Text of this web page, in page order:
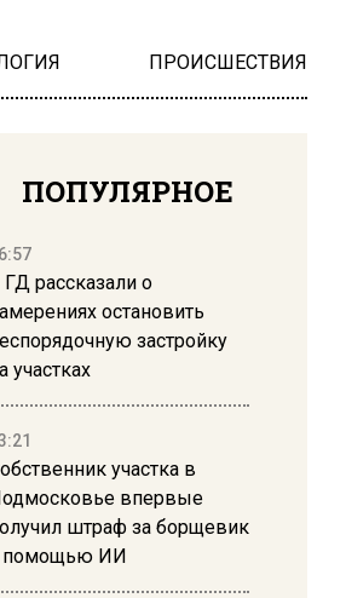
ПРОИСШЕСТВИЯ
ПОПУЛЯРНОЕ
ГД рассказали о
остановить
застройку
участках
участка в
впервые
штраф за борщевик
помощью ИИ